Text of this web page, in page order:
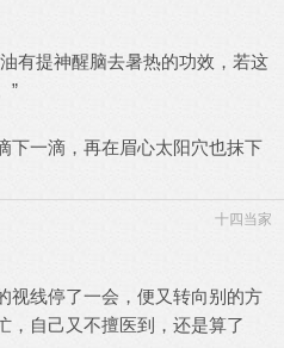
有提神醒脑去暑热的功效，若这
”
下一滴，再在眉心太阳穴也抹下
十四当家
视线停了一会，便又转向别的方
，自己又不擅医到，还是算了